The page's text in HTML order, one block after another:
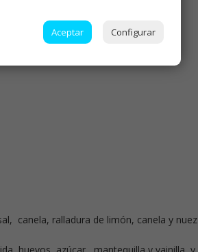
canela, ralladura de limón, canela y nuez
huevos, azúcar, mantequilla y vainilla, y
Aceptar Configurar